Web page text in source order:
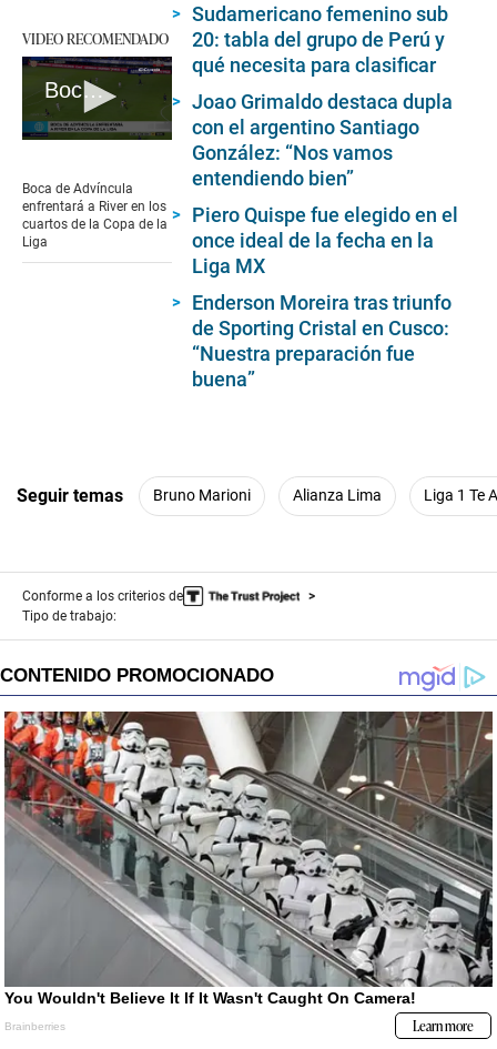
VIDEO RECOMENDADO
Boca de Advíncula enfrentará a River en los cuartos de la Copa de la Liga
of
1
minute,
9
seconds
Boca de Advíncula
enfrentará a River en los
cuartos de la Copa de la
Liga
Sudamericano femenino sub
20: tabla del grupo de Perú y
qué necesita para clasificar
Joao Grimaldo destaca dupla
con el argentino Santiago
González: “Nos vamos
entendiendo bien”
Piero Quispe fue elegido en el
once ideal de la fecha en la
Liga MX
Enderson Moreira tras triunfo
de Sporting Cristal en Cusco:
“Nuestra preparación fue
buena”
Seguir temas Bruno Marioni Alianza Lima Liga 1 Te
Conforme a los criterios de
Tipo de trabajo: